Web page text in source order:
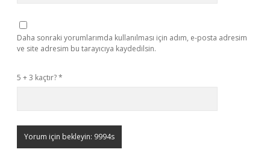
Daha sonraki yorumlarımda kullanılması için adım, e-posta adresim
ve site adresim bu tarayıcıya kaydedilsin.
5 + 3 kaçtır?*